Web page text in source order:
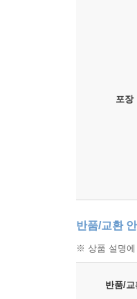
포장
반품/교환
※ 상품 설명에
반품/교